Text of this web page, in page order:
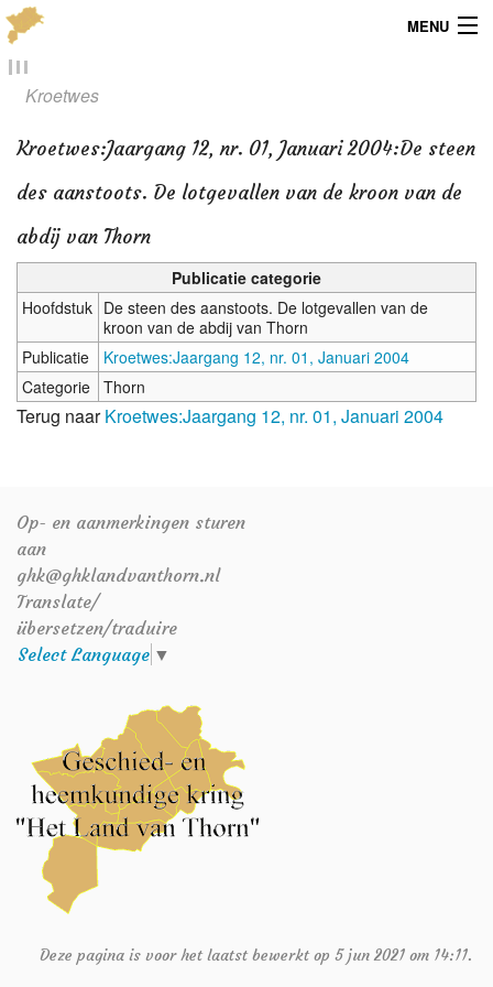
MENU
Menu
Dialect
Locaties
Verenigingsinfo
Kroetwes
Kroetwes:Jaargang 12, nr. 01, Januari 2004:De steen
des aanstoots. De lotgevallen van de kroon van de
abdij van Thorn
Publicatie categorie
Hoofdstuk De steen des aanstoots. De lotgevallen van de
kroon van de abdij van Thorn
Publicatie
Kroetwes:Jaargang 12, nr. 01, Januari 2004
Categorie
Thorn
Terug naarKroetwes:Jaargang 12, nr. 01, Januari 2004
Op- en aanmerkingen sturen
aan
ghk@ghklandvanthorn.nl
Translate/
übersetzen/traduire
Select Language ▼
Deze pagina is voor het laatst bewerkt op 5 jun 2021 om 14:11.